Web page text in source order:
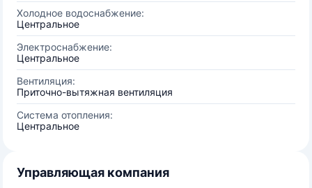
Холодное водоснабжение:
Центральное
Электроснабжение:
Центральное
Вентиляция:
Приточно-вытяжная вентиляция
Система отопления:
Центральное
Управляющая компания